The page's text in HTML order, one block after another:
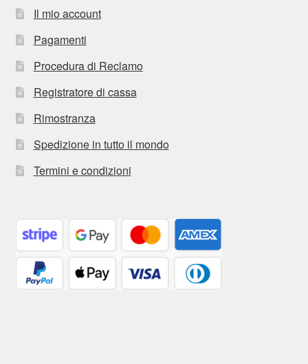
Il mio account
Pagamenti
Procedura di Reclamo
Registratore di cassa
Rimostranza
Spedizione in tutto il mondo
Termini e condizioni